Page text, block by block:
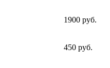
1900 руб.
450 руб.